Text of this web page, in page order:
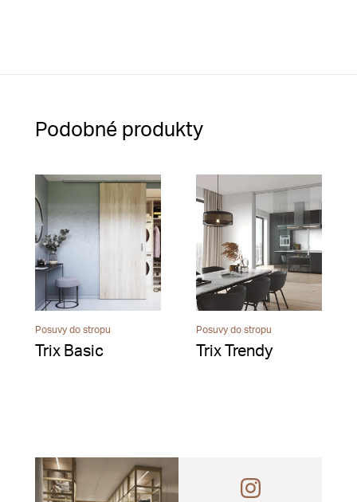
Podobné produkty
Posuvy do stropu
Trix Basic
Posuvy do stropu
Trix Trendy